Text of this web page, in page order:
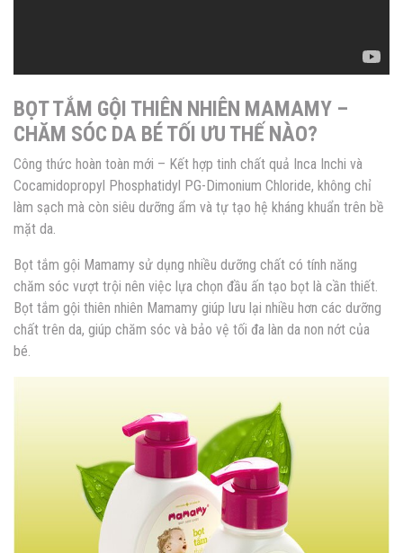
BỌT TẮM GỘI THIÊN NHIÊN MAMAMY –
CHĂM SÓC DA BÉ TỐI ƯU THẾ NÀO?
Công thức hoàn toàn mới – Kết hợp tinh chất quả Inca Inchi và
Cocamidopropyl Phosphatidyl PG-Dimonium Chloride, không chỉ
làm sạch mà còn siêu dưỡng ẩm và tự tạo hệ kháng khuẩn trên bề
mặt da.
Bọt tắm gội Mamamy sử dụng nhiều dưỡng chất có tính năng
chăm sóc vượt trội nên việc lựa chọn đầu ấn tạo bọt là cần thiết.
Bọt tắm gội thiên nhiên Mamamy giúp lưu lại nhiều hơn các dưỡng
chất trên da, giúp chăm sóc và bảo vệ tối đa làn da non nớt của
bé.